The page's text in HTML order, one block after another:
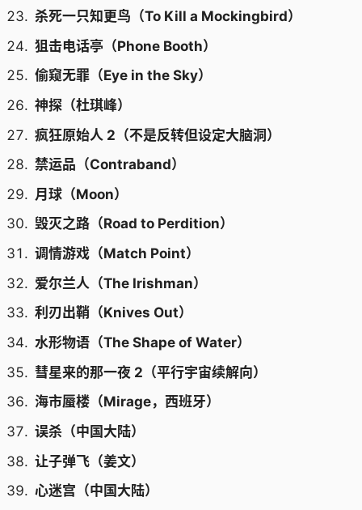
杀死一只知更鸟（To Kill a Mockingbird）
狙击电话亭（Phone Booth）
偷窥无罪（Eye in the Sky）
神探（杜琪峰）
疯狂原始人 2（不是反转但设定大脑洞）
禁运品（Contraband）
月球（Moon）
毁灭之路（Road to Perdition）
调情游戏（Match Point）
爱尔兰人（The Irishman）
利刃出鞘（Knives Out）
水形物语（The Shape of Water）
彗星来的那一夜 2（平行宇宙续解向）
海市蜃楼（Mirage，西班牙）
误杀（中国大陆）
让子弹飞（姜文）
心迷宫（中国大陆）